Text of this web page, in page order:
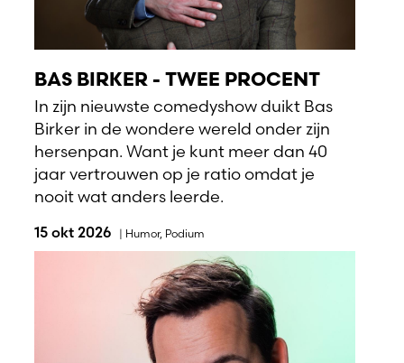
BAS BIRKER - TWEE PROCENT
In zijn nieuwste comedyshow duikt Bas
Birker in de wondere wereld onder zijn
hersenpan. Want je kunt meer dan 40
jaar vertrouwen op je ratio omdat je
nooit wat anders leerde.
15 okt 2026 | Humor, Podium